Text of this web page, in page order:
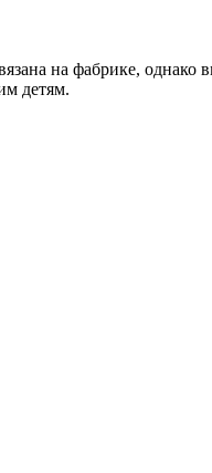
на фабрике, однако
детям.